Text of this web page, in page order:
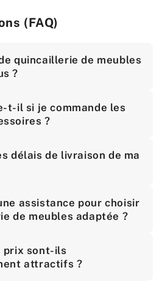
(FAQ)
quincaillerie de meubles
?
t-il si je commande les
?
délais de livraison de ma
assistance pour choisir
de meubles adaptée ?
prix sont-ils
attractifs ?